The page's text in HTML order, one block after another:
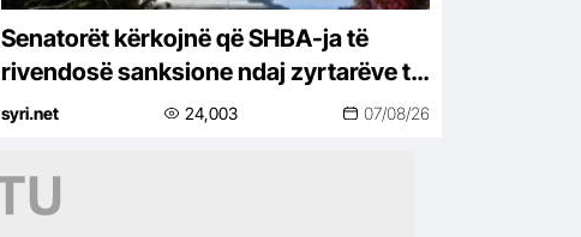
Senatorët kërkojnë që SHBA-ja të
rivendosë sanksione ndaj zyrtarëve të
Republikës Sërpska
syri.net 24,003 07/08/26